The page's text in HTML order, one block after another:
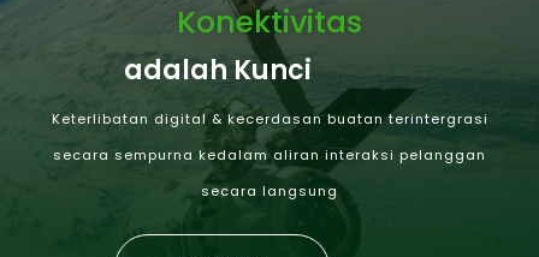
adalah Kunci
Konektivitas
Keterlibatan digital & kecerdasan buatan terintergrasi
secara sempurna kedalam aliran interaksi pelanggan
secara langsung